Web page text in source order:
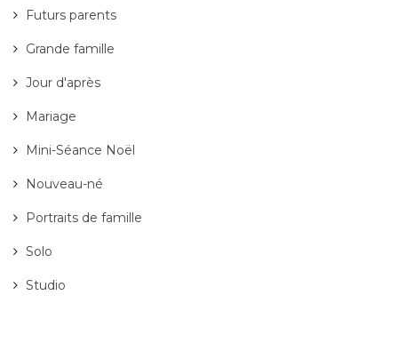
Futurs parents
Grande famille
Jour d'après
Mariage
Mini-Séance Noël
Nouveau-né
Portraits de famille
Solo
Studio